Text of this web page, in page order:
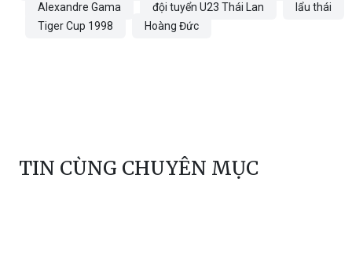
Alexandre Gama
đội tuyển U23 Thái Lan
lẩu thái
Tiger Cup 1998
Hoàng Đức
TIN CÙNG CHUYÊN MỤC